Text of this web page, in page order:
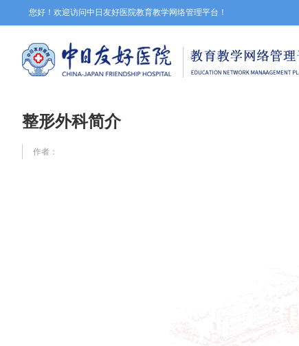
您好！欢迎访问中日友好医院教育教学网络管理平台！
整形外科简介
作者：